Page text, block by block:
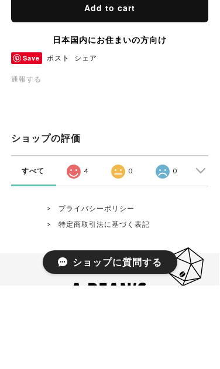
Add to cart
日本国内にお住まいの方向け
Save ポスト シェア
通報する
ショップの評価
すべて 4 0 0
プライバシーポリシー
特定商取引法に基づく表記
ショップに質問する